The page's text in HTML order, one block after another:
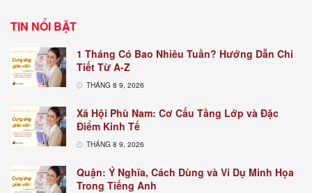
TIN NỔI BẬT
1 Tháng Có Bao Nhiêu Tuần? Hướng Dẫn Chi
Tiết Từ A-Z
THÁNG 8 9, 2026
Xã Hội Phù Nam: Cơ Cấu Tầng Lớp và Đặc
Điểm Kinh Tế
THÁNG 8 9, 2026
Quận: Ý Nghĩa, Cách Dùng và Ví Dụ Minh Họa
Trong Tiếng Anh